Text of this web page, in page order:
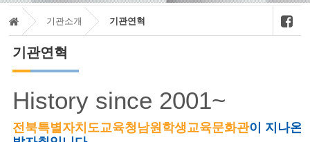
기관소개 기관연혁
기관연혁
History since 2001~
전북특별자치도교육청남원학생교육문화관이 지나온